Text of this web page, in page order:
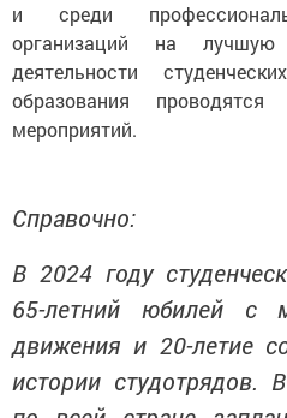
и среди
организаций на лучшую
деятельности
образования
мероприятий.
Справочно:
В 2024 году
65-летний юбилей с
движения и 20-летие
истории студотрядов.